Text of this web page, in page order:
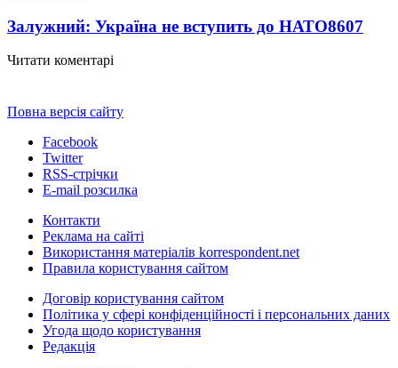
Залужний: Україна не вступить до НАТО8607
Читати коментарі
Повна версія сайту
Facebook
Twitter
RSS-стрічки
E-mail розсилка
Контакти
Реклама на сайті
Використання матеріалів korrespondent.net
Правила користування сайтом
Договір користування сайтом
Політика у сфері конфіденційності і персональних даних
Угода щодо користування
Редакція